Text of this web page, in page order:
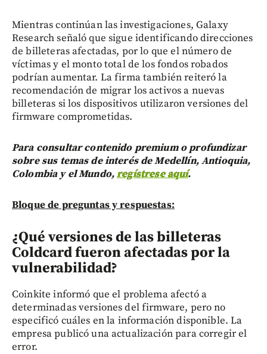
Mientras continúan las investigaciones, Galaxy
Research señaló que sigue identificando direcciones
de billeteras afectadas, por lo que el número de
víctimas y el monto total de los fondos robados
podrían aumentar. La firma también reiteró la
recomendación de migrar los activos a nuevas
billeteras si los dispositivos utilizaron versiones del
firmware comprometidas.
Para consultar contenido premium o profundizar
sobre sus temas de interés de Medellín, Antioquia,
Colombia y el Mundo,regístrese aquí.
Bloque de preguntas y respuestas:
¿Qué versiones de las billeteras
Coldcard fueron afectadas por la
vulnerabilidad?
Coinkite informó que el problema afectó a
determinadas versiones del firmware, pero no
especificó cuáles en la información disponible. La
empresa publicó una actualización para corregir el
error.